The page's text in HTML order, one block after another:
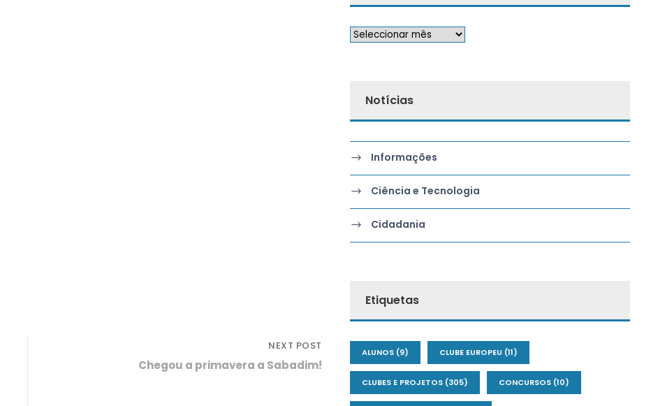
NEXT POST
Chegou a primavera a Sabadim!
Notícias
Informações
Ciência e Tecnologia
Cidadania
Etiquetas
ALUNOS(9) CLUBE EUROPEU (11)
CLUBES E PROJETOS(305) CONCURSOS(10)